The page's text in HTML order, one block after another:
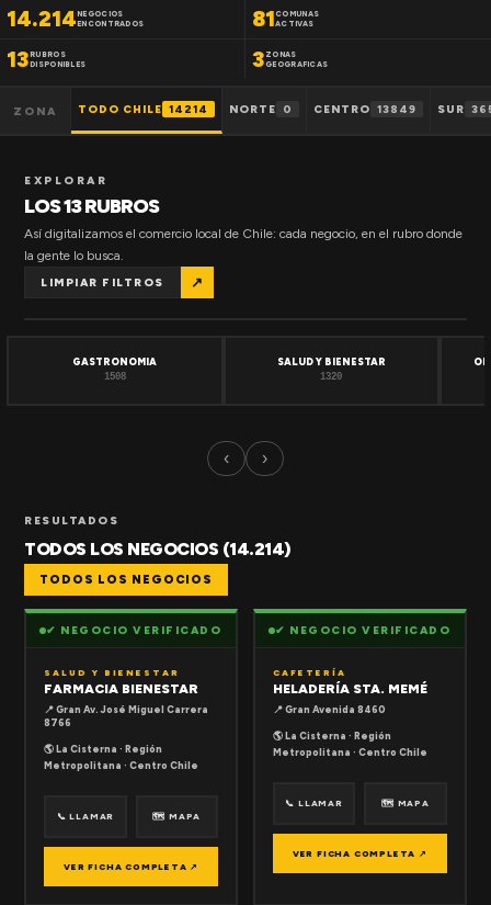
14.214NEGOCIOS
ENCONTRADOS
81 COMUNAS
ACTIVAS
13RUBROS
DISPONIBLES
3 ZONAS
GEOGRAFICAS
ZONA TODO CHILE 14214 NORTE 0 CENTRO 13849 SUR
EXPLORAR
LOS 13 RUBROS
Así digitalizamos el comercio local de Chile: cada negocio, en el rubro donde
la gente lo busca.
LIMPIAR FILTROS ↗
GASTRONOMIA
1508
SALUD Y BIENESTAR
1320
‹ ›
RESULTADOS
TODOS LOS NEGOCIOS (14.214)
TODOS LOS NEGOCIOS
✔ NEGOCIO VERIFICADO
SALUD Y BIENESTAR
FARMACIA BIENESTAR
📍 Gran Av. José Miguel Carrera
8766
🌎 La Cisterna · Región
Metropolitana · Centro Chile
📞 LLAMAR 🗺 MAPA
VER FICHA COMPLETA ↗
✔ NEGOCIO VERIFICADO
CAFETERÍA
HELADERÍA STA. MEMÉ
📍 Gran Avenida 8460
🌎 La Cisterna · Región
Metropolitana · Centro Chile
📞 LLAMAR 🗺 MAPA
VER FICHA COMPLETA ↗